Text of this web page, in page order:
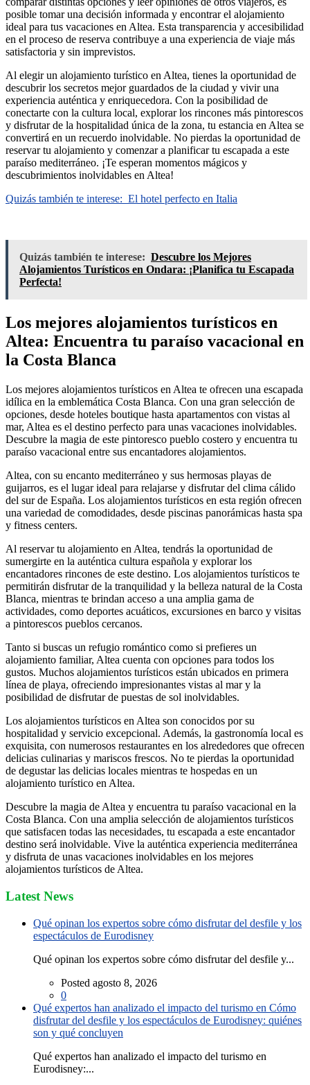
posible tomar una decisión informada y encontrar el alojamiento
ideal para tus vacaciones en Altea. Esta transparencia y accesibilidad
en el proceso de reserva contribuye a una experiencia de viaje más
satisfactoria y sin imprevistos.
Al elegir un alojamiento turístico en Altea, tienes la oportunidad de
descubrir los secretos mejor guardados de la ciudad y vivir una
experiencia auténtica y enriquecedora. Con la posibilidad de
conectarte con la cultura local, explorar los rincones más pintorescos
y disfrutar de la hospitalidad única de la zona, tu estancia en Altea se
convertirá en un recuerdo inolvidable. No pierdas la oportunidad de
reservar tu alojamiento y comenzar a planificar tu escapada a este
paraíso mediterráneo. ¡Te esperan momentos mágicos y
descubrimientos inolvidables en Altea!
Quizás también te interese: El hotel perfecto en Italia
Quizás también te interese: Descubre los Mejores
Alojamientos Turísticos en Ondara: ¡Planifica tu Escapada
Perfecta!
Los mejores alojamientos turísticos en
Altea: Encuentra tu paraíso vacacional en
la Costa Blanca
Los mejores alojamientos turísticos en Altea te ofrecen una escapada
idílica en la emblemática Costa Blanca. Con una gran selección de
opciones, desde hoteles boutique hasta apartamentos con vistas al
mar, Altea es el destino perfecto para unas vacaciones inolvidables.
Descubre la magia de este pintoresco pueblo costero y encuentra tu
paraíso vacacional entre sus encantadores alojamientos.
Altea, con su encanto mediterráneo y sus hermosas playas de
guijarros, es el lugar ideal para relajarse y disfrutar del clima cálido
del sur de España. Los alojamientos turísticos en esta región ofrecen
una variedad de comodidades, desde piscinas panorámicas hasta spa
y fitness centers.
Al reservar tu alojamiento en Altea, tendrás la oportunidad de
sumergirte en la auténtica cultura española y explorar los
encantadores rincones de este destino. Los alojamientos turísticos te
permitirán disfrutar de la tranquilidad y la belleza natural de la Costa
Blanca, mientras te brindan acceso a una amplia gama de
actividades, como deportes acuáticos, excursiones en barco y visitas
a pintorescos pueblos cercanos.
Tanto si buscas un refugio romántico como si prefieres un
alojamiento familiar, Altea cuenta con opciones para todos los
gustos. Muchos alojamientos turísticos están ubicados en primera
línea de playa, ofreciendo impresionantes vistas al mar y la
posibilidad de disfrutar de puestas de sol inolvidables.
Los alojamientos turísticos en Altea son conocidos por su
hospitalidad y servicio excepcional. Además, la gastronomía local es
exquisita, con numerosos restaurantes en los alrededores que ofrecen
delicias culinarias y mariscos frescos. No te pierdas la oportunidad
de degustar las delicias locales mientras te hospedas en un
alojamiento turístico en Altea.
Descubre la magia de Altea y encuentra tu paraíso vacacional en la
Costa Blanca. Con una amplia selección de alojamientos turísticos
que satisfacen todas las necesidades, tu escapada a este encantador
destino será inolvidable. Vive la auténtica experiencia mediterránea
y disfruta de unas vacaciones inolvidables en los mejores
alojamientos turísticos de Altea.
Latest News
Qué opinan los expertos sobre cómo disfrutar del desfile y los
espectáculos de Eurodisney
Qué opinan los expertos sobre cómo disfrutar del desfile y...
Posted agosto 8, 2026
0
Qué expertos han analizado el impacto del turismo en Cómo
disfrutar del desfile y los espectáculos de Eurodisney: quiénes
son y qué concluyen
Qué expertos han analizado el impacto del turismo en
Eurodisney:...